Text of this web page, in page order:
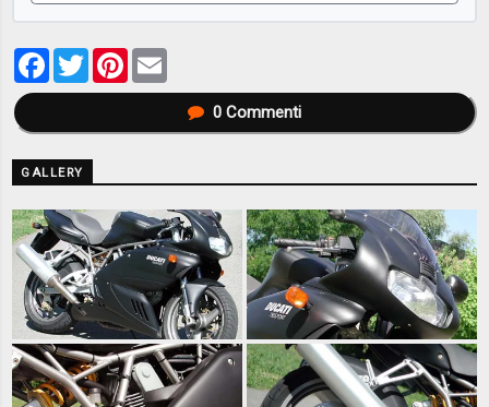
Facebook
TwitterPinterest
0Commenti
GALLERY